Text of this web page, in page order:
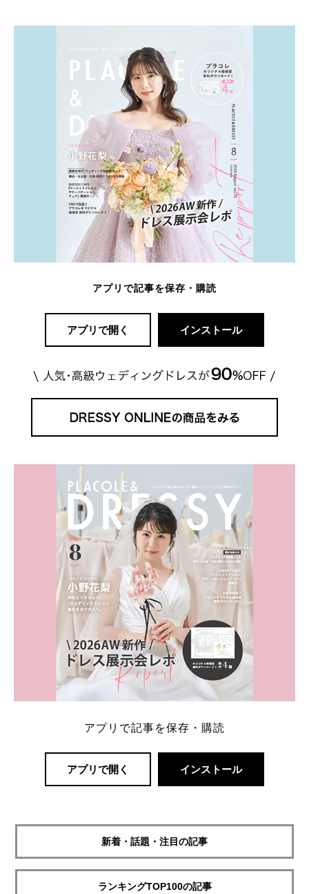
アプリで記事を保存・購読
アプリで開く インストール
アプリで記事を保存・購読
アプリで開く インストール
新着・話題・注目の記事
ランキングTOP100の記事